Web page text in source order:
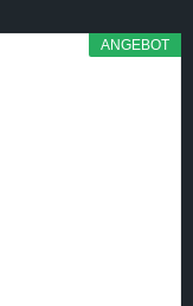
ANGEBOT